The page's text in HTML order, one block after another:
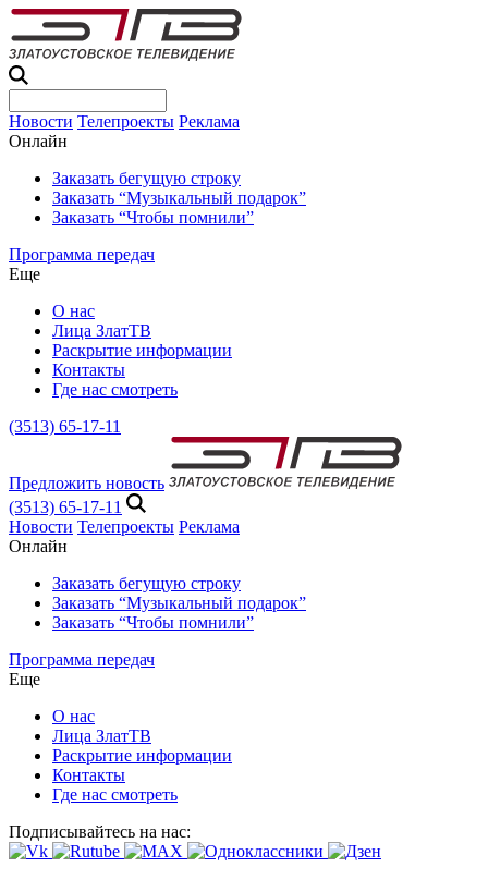
Новости Телепроекты Реклама
Онлайн
Заказать бегущую строку
Заказать “Музыкальный подарок”
Заказать “Чтобы помнили”
Программа передач
Еще
О нас
Лица ЗлатТВ
Раскрытие информации
Контакты
Где нас смотреть
(3513) 65-17-11
Предложить новость
(3513) 65-17-11
Новости Телепроекты Реклама
Онлайн
Заказать бегущую строку
Заказать “Музыкальный подарок”
Заказать “Чтобы помнили”
Программа передач
Еще
О нас
Лица ЗлатТВ
Раскрытие информации
Контакты
Где нас смотреть
Подписывайтесь на нас: